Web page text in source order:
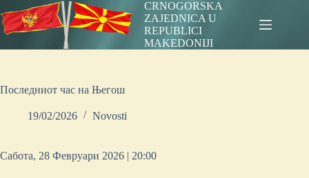
to
content
CRNOGORSKA
ZAJEDNICA U
REPUBLICI
MAKEDONIJI
Последниот час на Његош
19/02/2026 Novosti
Сабота, 28 Февруари 2026 | 20:00